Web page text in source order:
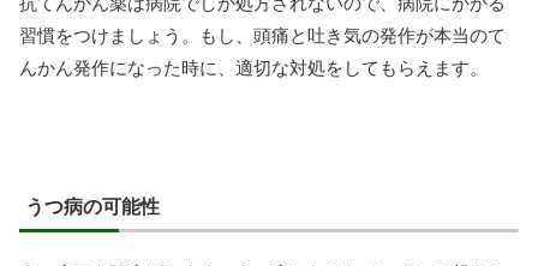
習慣をつけましょう。もし、頭痛と吐き気の発作が本当のて
んかん発作になった時に、適切な対処をしてもらえます。
うつ病の可能性